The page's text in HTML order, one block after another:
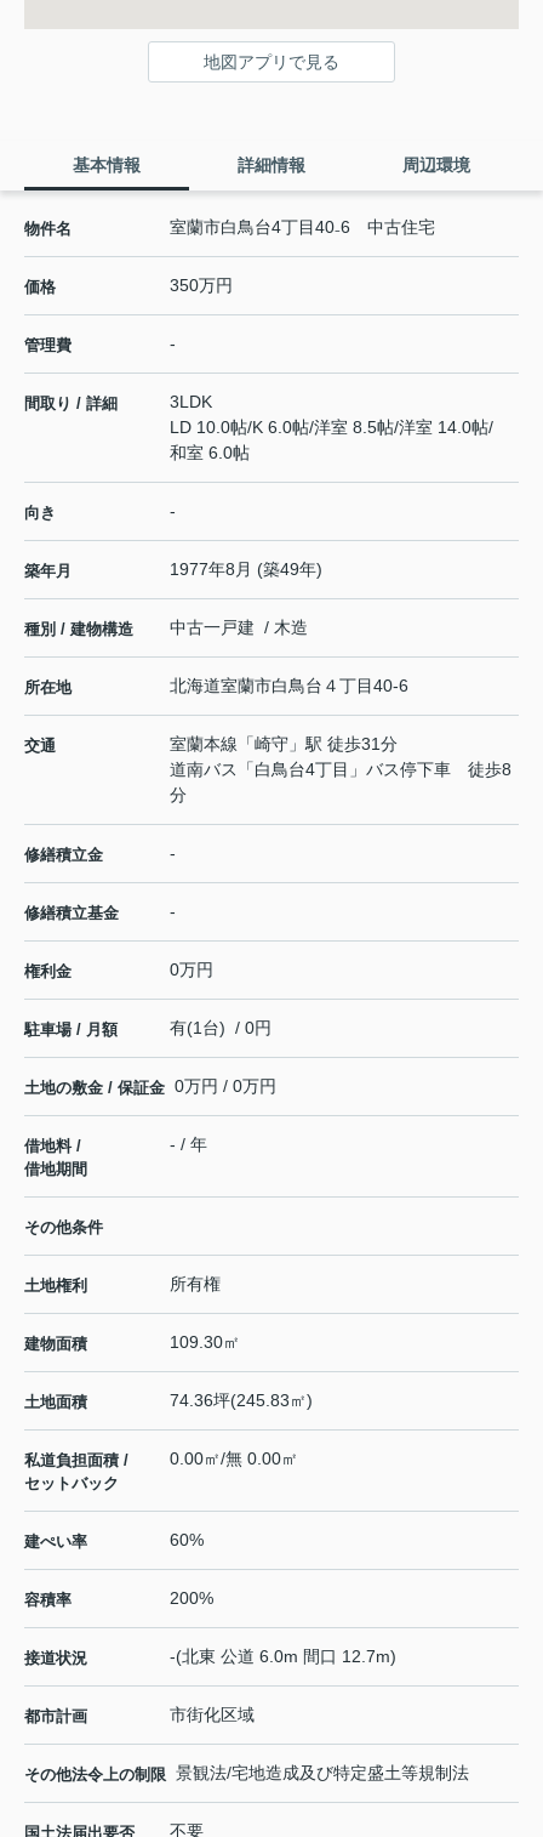
地図アプリで見る
基本情報 詳細情報 周辺環境
物件名 室蘭市白鳥台4丁目40₋6 中古住宅
価格 350万円
管理費 -
間取り / 詳細
3LDK
LD 10.0帖/K 6.0帖/洋室 8.5帖/洋室 14.0帖/
和室 6.0帖
向き -
築年月 1977年8月 (築49年)
種別 / 建物構造 中古一戸建 / 木造
所在地 北海道室蘭市白鳥台 ４丁目40-6
交通 室蘭本線 「崎守 」駅 徒歩31分
道南バス「白鳥台4丁目」バス停下車 徒歩8
分
修繕積立金 -
修繕積立基金 -
権利金 0万円
駐車場 / 月額 有(1台) / 0円
土地の敷金 / 保証金 0万円 / 0万円
借地料 /
借地期間
- / 年
その他条件
土地権利 所有権
建物面積 109.30㎡
土地面積 74.36坪(245.83㎡)
私道負担面積 /
セットバック
0.00㎡/無 0.00㎡
建ぺい率 60%
容積率 200%
接道状況 -(北東 公道 6.0m 間口 12.7m)
都市計画 市街化区域
その他法令上の制限 景観法/宅地造成及び特定盛土等規制法
国土法届出要否 不要